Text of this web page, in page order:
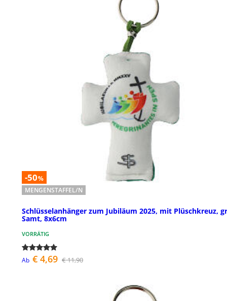
-50%
MENGENSTAFFEL/N
Schlüsselanhänger zum Jubiläum 2025, mit Plüschkreuz,
Samt, 8x6cm
VORRÄTIG
Ab € 4,69 € 11,90